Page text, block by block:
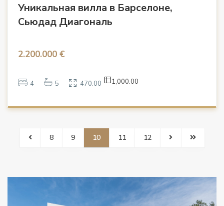
Уникальная вилла в Барселоне,
Сьюдад Диагональ
2.200.000 €
4 5 470.00 1,000.00
8 9 10 11 12